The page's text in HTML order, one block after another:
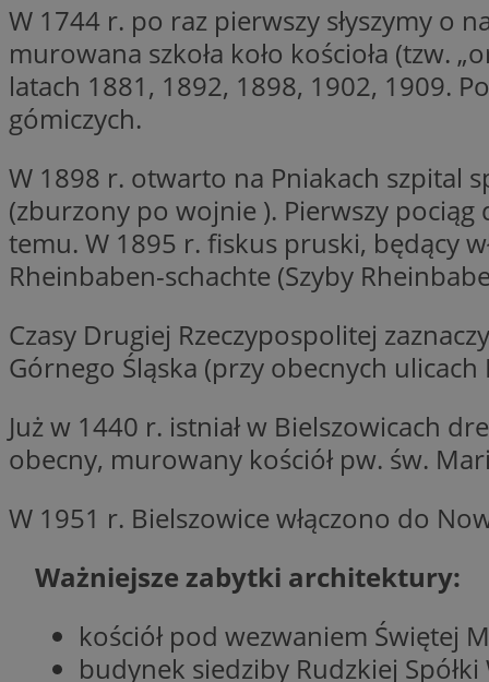
W 1744 r. po raz pierwszy słyszymy o
murowana szkoła koło kościoła (tzw.
latach 1881, 1892, 1898, 1902, 1909.
gómiczych.
W 1898 r. otwarto na Pniakach szpital
(zburzony po wojnie ). Pierwszy
temu. W 1895 r. fiskus pruski, będący
Rheinbaben-schachte (Szyby
Czasy Drugiej Rzeczypospolitej
Górnego Śląska (przy obecnych ulicach
Już w 1440 r. istniał w Bielszowicach
obecny, murowany kościół pw. św.
W 1951 r. Bielszowice włączono do
Ważniejsze zabytki architektury:
kościół pod wezwaniem Świętej
budynek siedziby Rudzkiej Spółki
Nazwa
_clsk
FCCDCF
_ga_ES69V3SCKQ
Nazwa
MR
MUID
SM
Domena
ttwid